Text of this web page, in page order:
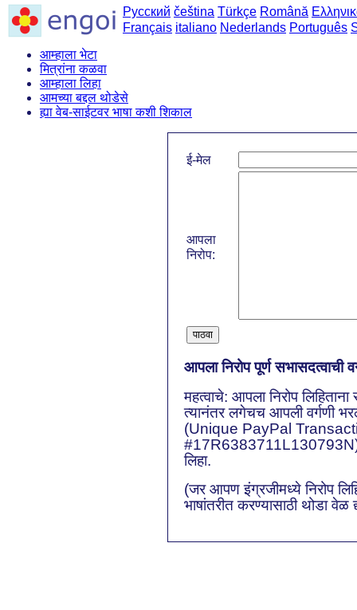
Русский čeština Türkçe Română
Français italiano Nederlands Português
आम्हाला भेटा
मित्रांना कळवा
आम्हाला लिहा
आमच्या बद्दल थोडेसे
ह्या वेब-साईटवर भाषा कशी शिकाल
ई-मेल
आपला
निरोप:
पाठवा
आपला निरोप पूर्ण सभासदत्वाची
महत्वाचे: आपला निरोप
त्यानंतर लगेचच आपली वर्गणी
(Unique PayPal
लिहा.
(जर आपण इंग्रजीमध्ये निरोप
भाषांतरीत करण्यासाठी थोडा वेळ